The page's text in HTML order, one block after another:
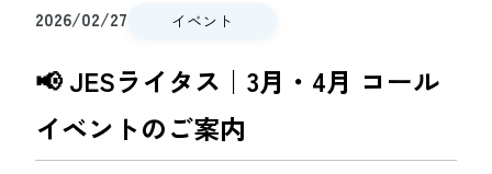
2026/02/27 イベント
📢 JESライタス｜3月・4月 コール
イベントのご案内